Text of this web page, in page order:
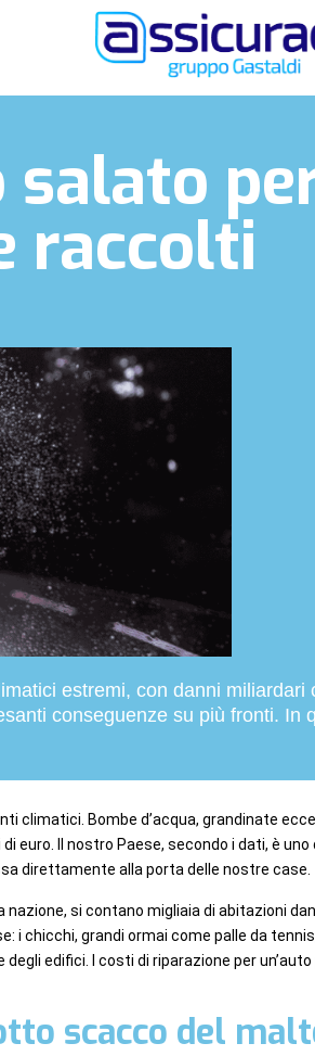
raccolti
estremi, con danni
conseguenze su più fronti. In
climatici. Bombe d’acqua, grandinate
euro. Il nostro Paese, secondo i dati, è
direttamente alla porta delle nostre case.
si contano migliaia di abitazioni
i chicchi, grandi ormai come palle da
edifici. I costi di riparazione per
scacco del